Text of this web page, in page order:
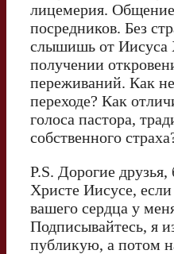
лицемерия.
посредников. Без
слышишь от Иисуса
получении
переживаний. Как
переходе? Как
голоса пастора,
собственного
P.S. Дорогие друзья,
Христе Иисусе, если
вашего сердца у
Подписывайтесь, я
публикую, а потом